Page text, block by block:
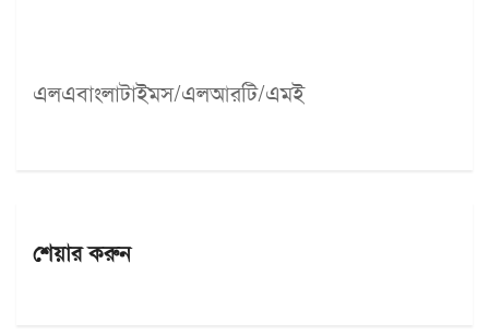
এলএবাংলাটাইমস/এলআরটি/এমই
শেয়ার করুন